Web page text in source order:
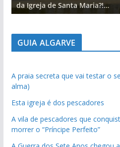
da Igreja de Santa Maria?!…
GUIA ALGARVE
A praia secreta que vai testar o
alma)
Esta igreja é dos pescadores
A vila de pescadores que
morrer o “Príncipe Perfeito”